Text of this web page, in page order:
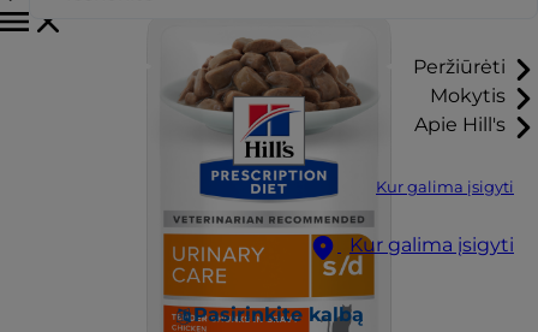
Peržiūrėti
Mokytis
Apie Hill's
Kur galima įsigyti
Kur galima įsigyti
Pasirinkite kalbą